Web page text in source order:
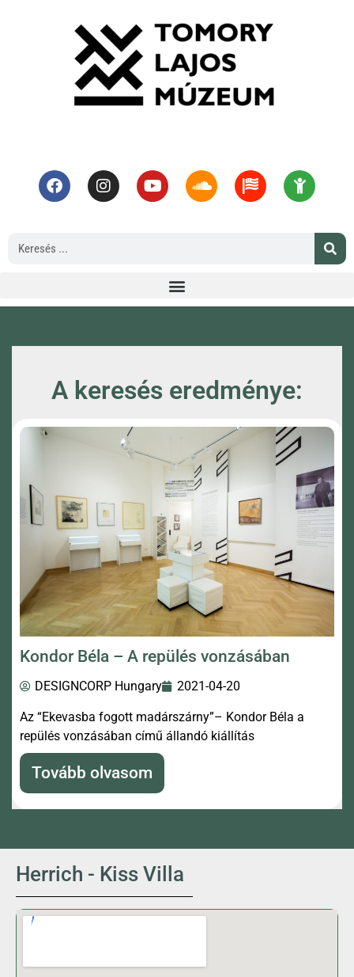
A keresés eredménye:
Kondor Béla – A repülés vonzásában
DESIGNCORP Hungary 2021-04-20
Az “Ekevasba fogott madárszárny”– Kondor Béla a
repülés vonzásában című állandó kiállítás
Tovább olvasom
Herrich - Kiss Villa